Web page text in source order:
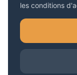
les conditions